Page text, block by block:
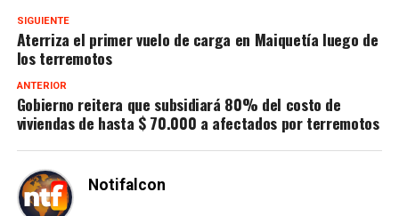
SIGUIENTE
Aterriza el primer vuelo de carga en Maiquetía luego de
los terremotos
ANTERIOR
Gobierno reitera que subsidiará 80% del costo de
viviendas de hasta $ 70.000 a afectados por terremotos
Notifalcon